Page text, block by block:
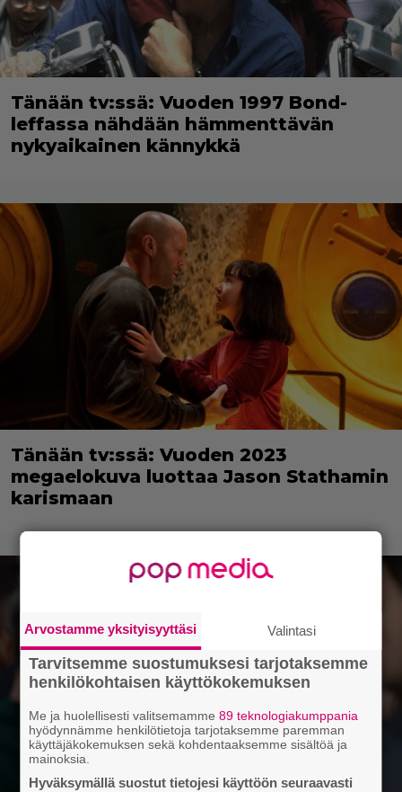
Tänään tv:ssä: Vuoden 1997 Bond-
leffassa nähdään hämmenttävän
nykyaikainen kännykkä
Tänään tv:ssä: Vuoden 2023
megaelokuva luottaa Jason Stathamin
karismaan
Arvostamme yksityisyyttäsi Valintasi
Tarvitsemme suostumuksesi tarjotaksemme
henkilökohtaisen käyttökokemuksen
Me ja huolellisesti valitsemamme89 teknologiakumppania
hyödynnämme henkilötietoja tarjotaksemme paremman
käyttäjäkokemuksen sekä kohdentaaksemme sisältöä ja
mainoksia.
Hyväksymällä suostut tietojesi käyttöön seuraavasti